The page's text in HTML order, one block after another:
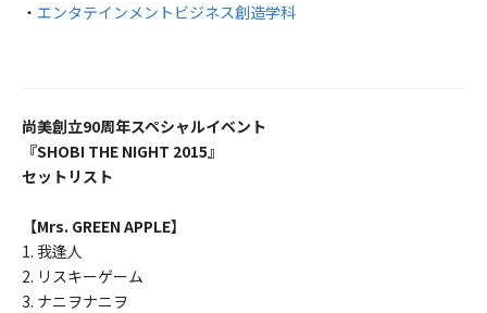
・ エンタテインメントビジネス創造学科
尚美創立90周年スペシャルイベント
『SHOBI THE NIGHT 2015』
セットリスト
【Mrs. GREEN APPLE】
1. 我逢人
2. リスキーゲーム
3. ナニヲナニヲ